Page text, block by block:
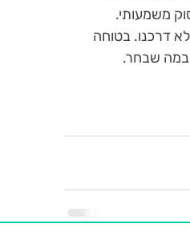
משמעותי.
לא דרכנו. בטוחה
במה שבחר.